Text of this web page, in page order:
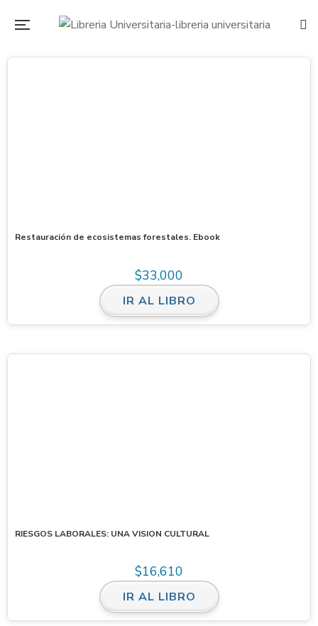
Restauración de ecosistemas forestales. Ebook
$33,000
IR AL LIBRO
RIESGOS LABORALES: UNA VISION CULTURAL
$16,610
IR AL LIBRO